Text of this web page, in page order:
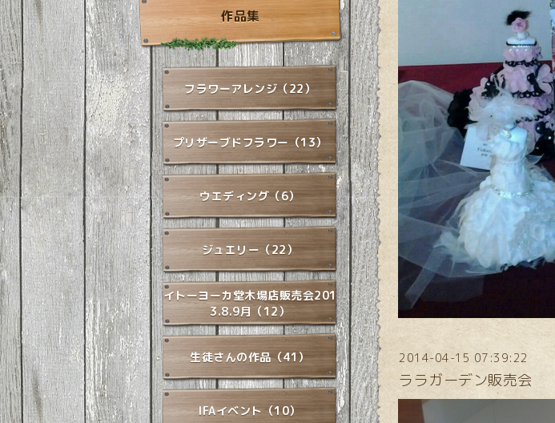
2014-04-15 07:39:22
ララガーデン販売会
作品集
フラワーアレンジ（22）
プリザーブドフラワー（13）
ウエディング（6）
ジュエリー（22）
イトーヨーカ堂木場店販売会201
3.8.9月（12）
生徒さんの作品（41）
IFAイベント（10）